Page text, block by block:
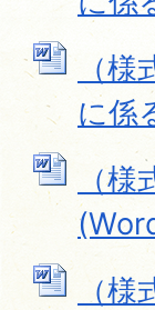
（
に係
（
（